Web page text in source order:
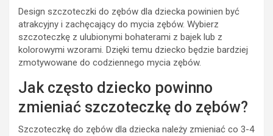
Design szczoteczki do zębów dla dziecka powinien być
atrakcyjny i zachęcający do mycia zębów. Wybierz
szczoteczkę z ulubionymi bohaterami z bajek lub z
kolorowymi wzorami. Dzięki temu dziecko będzie bardziej
zmotywowane do codziennego mycia zębów.
Jak często dziecko powinno
zmieniać szczoteczkę do zębów?
Szczoteczkę do zębów dla dziecka należy zmieniać co 3-4